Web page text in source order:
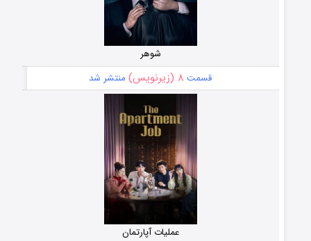
شوهر
قسمت ۸ (زیرنویس) منتشر شد
عملیات آپارتمان